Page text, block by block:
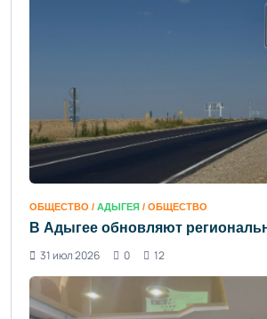
ОБЩЕСТВО / АДЫГЕЯ / ОБЩЕСТВО
В Адыгее обновляют
31 июл 2026
0 12